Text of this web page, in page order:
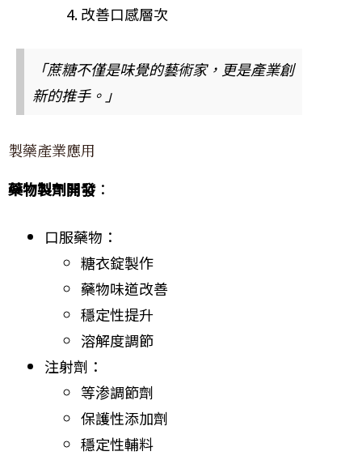
改善口感層次
「蔗糖不僅是味覺的藝術家，更是產業創
新的推手。」
製藥產業應用
藥物製劑開發：
口服藥物：
糖衣錠製作
藥物味道改善
穩定性提升
溶解度調節
注射劑：
等渗調節劑
保護性添加劑
穩定性輔料